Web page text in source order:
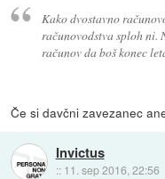
Kako dvostavno
računovodstva sploh ni.
računov da boš konec
Če si davčni zavezanec
Invictus
:: 11. sep 2016, 22:56